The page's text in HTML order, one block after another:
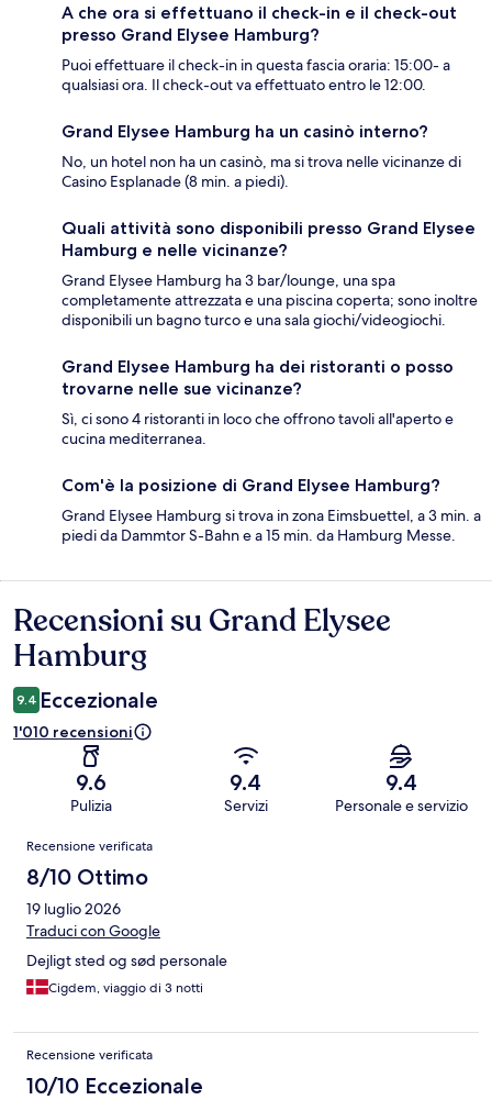
A che ora si effettuano il check-in e il check-out
presso Grand Elysee Hamburg?
Puoi effettuare il check-in in questa fascia oraria: 15:00- a
qualsiasi ora. Il check-out va effettuato entro le 12:00.
Grand Elysee Hamburg ha un casinò interno?
No, un hotel non ha un casinò, ma si trova nelle vicinanze di
Casino Esplanade (8 min. a piedi).
Quali attività sono disponibili presso Grand Elysee
Hamburg e nelle vicinanze?
Grand Elysee Hamburg ha 3 bar/lounge, una spa
completamente attrezzata e una piscina coperta; sono inoltre
disponibili un bagno turco e una sala giochi/videogiochi.
Grand Elysee Hamburg ha dei ristoranti o posso
trovarne nelle sue vicinanze?
Sì, ci sono 4 ristoranti in loco che offrono tavoli all'aperto e
cucina mediterranea.
Com'è la posizione di Grand Elysee Hamburg?
Grand Elysee Hamburg si trova in zona Eimsbuettel, a 3 min. a
piedi da Dammtor S-Bahn e a 15 min. da Hamburg Messe.
Recensioni
Recensioni su Grand Elysee
Hamburg
9.4 Eccezionale
1'010 recensioni
9.6
Pulizia
9.4
Servizi
9.4
Personale e servizio
Recensioni
Recensione verificata
8/10 Ottimo
19 luglio 2026
Traduci con Google
Dejligt sted og sød personale
Cigdem, viaggio di 3 notti
Recensione verificata
10/10 Eccezionale